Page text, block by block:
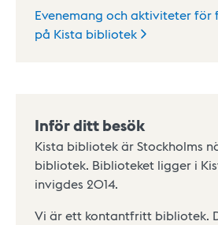
Evenemang och aktiviteter för
på Kista bibliotek
Inför ditt besök
Kista bibliotek är Stockholms
bibliotek. Biblioteket ligger i
invigdes 2014.
Vi är ett kontantfritt bibliotek.